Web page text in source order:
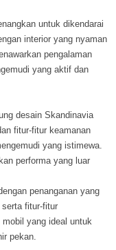
untuk dikendarai
interior yang nyaman
pengalaman
yang aktif dan
desain Skandinavia
fitur-fitur keamanan
yang istimewa.
performa yang luar
penanganan yang
fitur-fitur
yang ideal untuk
pekan.